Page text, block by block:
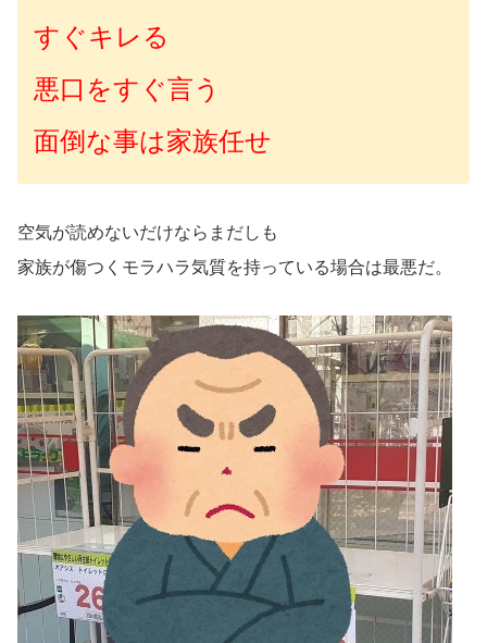
すぐキレる
悪口をすぐ言う
面倒な事は家族任せ
空気が読めないだけならまだしも
家族が傷つくモラハラ気質を持っている場合は最悪だ。